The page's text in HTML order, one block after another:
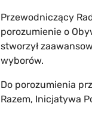
Przewodniczący
porozumienie o
stworzył
wyborów.
Do porozumienia
Razem, Inicjatywa